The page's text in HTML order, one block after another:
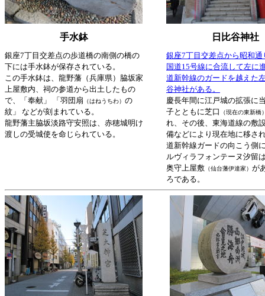
手水鉢 日比谷神社
銀座7丁目交差点の歩道橋の南側の橋の
下には手水鉢が保存されている。
この手水鉢は、龍野藩（兵庫県）脇坂家
上屋敷内、祠の参道から出土したもの
で、「奉献」 「羽団扇 （はねうちわ） の
紋」 などが刻まれている。
龍野藩主脇坂淡路守安照は、赤穂城明け
渡しの受城使を命じられている。
銀座7丁目交差点から昭和通
国道15号線に合流して左に
道新幹線のガードを越えた
谷神社がある。
慶長年間に江戸城の拡張に
子とともに芝口
（現在の東新橋
れ、その後、東海道線の敷
備などにより現在地に移さ
道新幹線ガードの向こう側
ルヴィラフォンテーヌ汐留
奥守上屋敷 （仙台藩伊達家） が
ろである。